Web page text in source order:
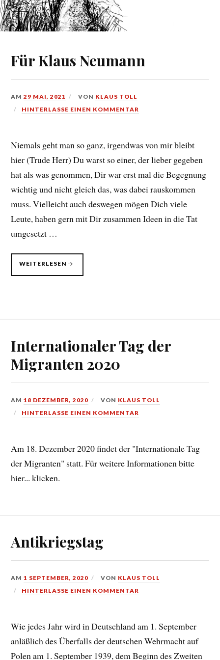
Für Klaus Neumann
AM29 MAI, 2021 VON KLAUS TOLL
HINTERLASSE EINEN KOMMENTAR
Niemals geht man so ganz, irgendwas von mir bleibt
hier (Trude Herr) Du warst so einer, der lieber gegeben
hat als was genommen, Dir war erst mal die Begegnung
wichtig und nicht gleich das, was dabei rauskommen
muss. Vielleicht auch deswegen mögen Dich viele
Leute, haben gern mit Dir zusammen Ideen in die Tat
umgesetzt …
FÜR
NEUMANN
WEITERLESEN
Internationaler Tag der
Migranten 2020
AM18 DEZEMBER, 2020 VON KLAUS TOLL
HINTERLASSE EINEN KOMMENTAR
Am 18. Dezember 2020 findet der "Internationale Tag
der Migranten" statt. Für weitere Informationen bitte
hier... klicken.
Antikriegstag
AM1 SEPTEMBER, 2020 VON KLAUS TOLL
HINTERLASSE EINEN KOMMENTAR
Wie jedes Jahr wird in Deutschland am 1. September
anläßlich des Überfalls der deutschen Wehrmacht auf
Polen am 1. September 1939, dem Beginn des Zweiten